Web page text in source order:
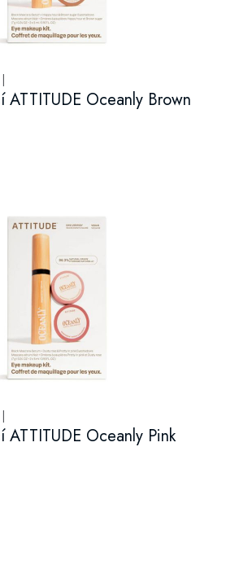
Oceanly Brown
Oceanly Pink